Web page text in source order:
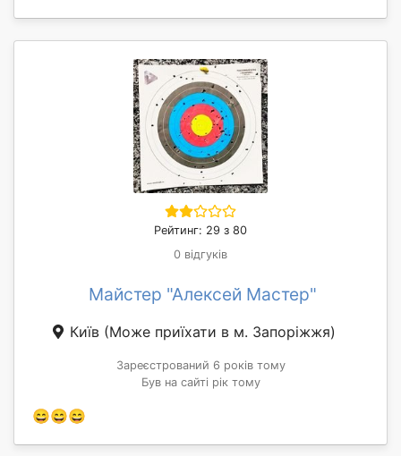
Рейтинг: 29 з 80
0 відгуків
Майстер "Алексей Мастер"
Київ (Може приїхати в м. Запоріжжя)
Зареєстрований 6 років тому
Був на сайті рік тому
😄😄😄